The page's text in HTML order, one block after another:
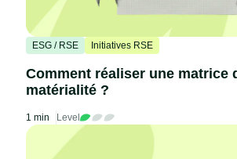
ESG / RSE Initiatives RSE
Comment réaliser une matrice
matérialité ?
1 min Level